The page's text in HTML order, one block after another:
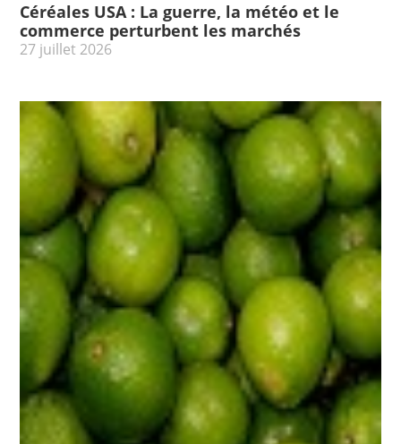
Céréales USA : La guerre, la météo et le
commerce perturbent les marchés
27 juillet 2026